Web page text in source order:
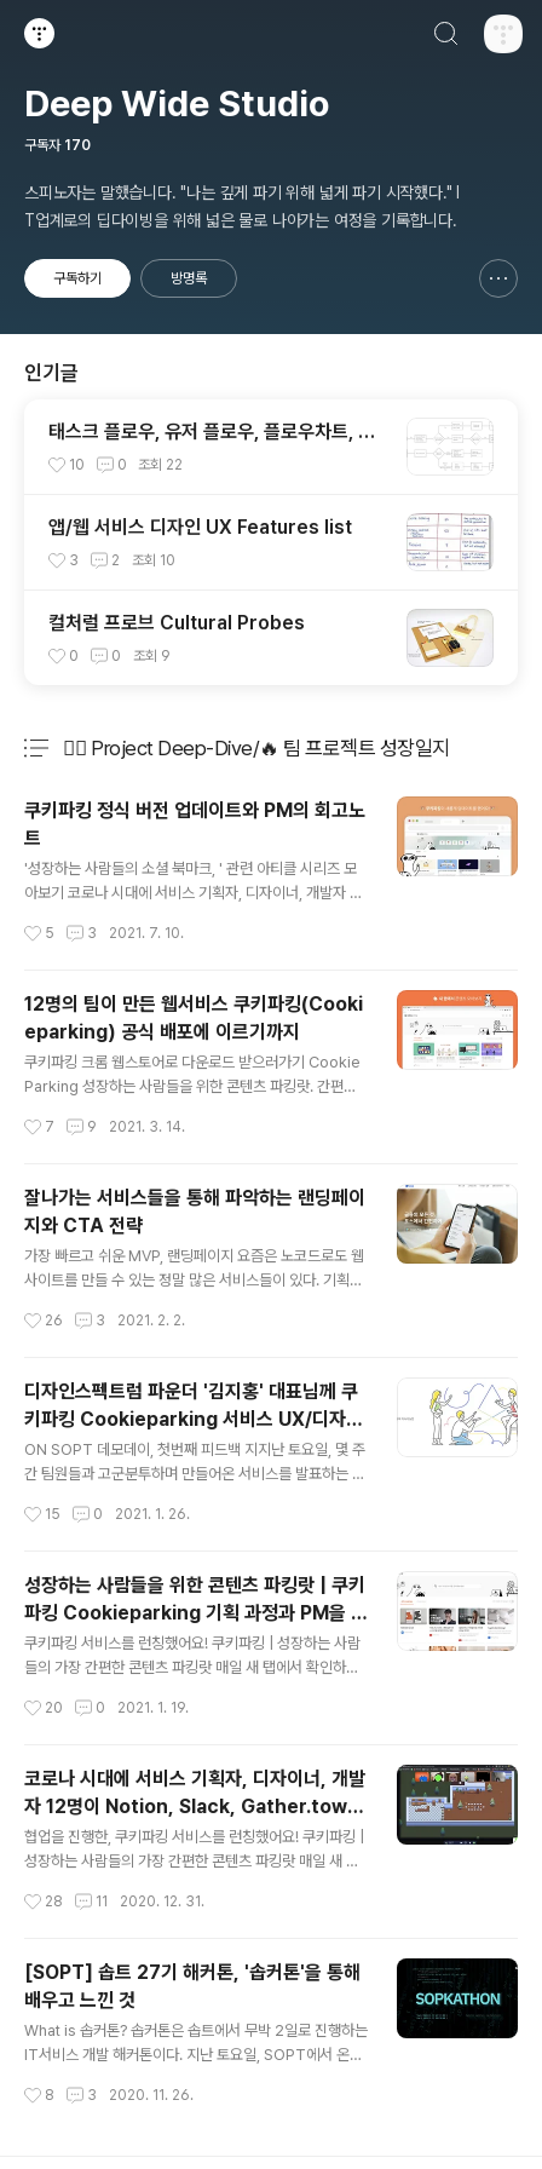
Deep Wide Studio
구독자 170
스피노자는 말했습니다. "나는 깊게 파기 위해 넓게 파기 시작했다." I
T업계로의 딥다이빙을 위해 넓은 물로 나아가는 여정을 기록합니다.
구독하기 방명록
인기글
태스크 플로우, 유저 플로우, 플로우차트, 플
로우 다이어그램, IA? Task
10 0 조회 22
앱/웹 서비스 디자인 UX Features list
3 2 조회 10
컬처럴 프로브 Cultural Probes
0 0 조회 9
🤸‍♂️ Project Deep-Dive/🔥 팀 프로젝트 성장일지
쿠키파킹 정식 버전 업데이트와 PM의 회고노
트
'성장하는 사람들의 소셜 북마크, ' 관련 아티클 시리즈 모
아보기 코로나 시대에 서비스 기획자, 디자이너, 개발자 12
개발자 12명이 Notion, Slack, Gather.town, Zoom으
랏 매일 새 탭에서 확인하는, All-in-one Web Clipping
서비스입니다. Cookieparking의 Chrome 확장 앱 de
ep-wide-studio.tistory.com 성장하는 사람들을 위한
콘텐츠 파킹랏, 쿠키파킹 기획 과정과 PM을 하며 느낀 점
eparking ..
5 3 2021. 7. 10.
12명의 팀이 만든 웹서비스 쿠키파킹(Cooki
eparking) 공식 배포에 이르기까지
쿠키파킹 크롬 웹스토어로 다운로드 받으러가기 Cookie
Parking 성장하는 사람들을 위한 콘텐츠 파킹랏. 간편한
rome.google.com 쿠키파킹에 관한 이전 기록 👉 성장
rking 기획 과정과 PM을 하며 배운 것 성장하는 사람들을
위한 콘텐츠 파킹랏 | 쿠키파킹 Cookieparking 기획 과
정과 PM을 하며 배운 것 쿠키파킹 서비스를 런칭했어요!
쿠키파킹 | 성장하는 사람들의 가장 간편한 콘텐츠 파킹랏
매일 새 탭에서 확인하는, All-in-one Web Clipping 서
용하면, 다 deep-wide-stu..
7 9 2021. 3. 14.
잘나가는 서비스들을 통해 파악하는 랜딩페이
지와 CTA 전략
가장 빠르고 쉬운 MVP, 랜딩페이지 요즘은 노코드로도 웹
사이트를 만들 수 있는 정말 많은 서비스들이 있다. 기획했
재 고객들의 반응을 확인하는 용도로 하룻밤 사이에 랜딩
스텐션 다운로드가 필수라, 크롬익스텐션 다운로드 페이지
로 이동하는 CTA 버튼이 포함된 랜딩페이지가 이미 있었
다. 하지만 웹스토어에 등록된 이후에야 유효한 페이지였
다. 우리는 웹스토어 업로드 이전에 타깃고객의 반응을 확
인해보고 싶었다. 만들어둔 랜딩페이지의 전체적인 웹 UI
교체하고 일부 뷰를 수정하여, '런칭 소식 받아보기용' 랜딩
26 3 2021. 2. 2.
디자인스펙트럼 파운더 '김지홍' 대표님께 쿠
키파킹 Cookieparking 서비스 UX/디자인
피드백 받기
ON SOPT 데모데이, 첫번째 피드백 지지난 토요일, 몇 주
간 팀원들과 고군분투하며 만들어온 서비스를 발표하는 온
에 달하는 사람들이 온라인 상에 모여, 발표와 피드백, 서비
동안 모든 팀들에게 뼈와 살이 되는 좋은 피드백을 남겨주
셨다. 우리 팀의 서비스에 대해서는 이전 포스팅에서도 작
성한 바 있다. 성장하는 사람들을 위한 콘텐츠 파킹랏 | Co
okieparking 기획 과정과 PM을 하며 배운 것 *SOPT
들이 모여 IT 서비스를 만들어가는 단체다. ON SOPT 데
15 0 2021. 1. 26.
성장하는 사람들을 위한 콘텐츠 파킹랏 | 쿠키
파킹 Cookieparking 기획 과정과 PM을 하
며 배운 것
쿠키파킹 서비스를 런칭했어요! 쿠키파킹 | 성장하는 사람
들의 가장 간편한 콘텐츠 파킹랏 매일 새 탭에서 확인하는,
king의 Chrome 확장 앱을 활용하면, 다양한 플랫폼에서
새 탭을 열 때마다 간 www.cookieparking.com *크롬
웹스토어에서 쿠키파킹 크롬익스텐션으로 만나볼 수 있습
니다. www.cookieparking.com/landing 목차 1. 서론
2. '쿠키파킹' 서비스 기획 배경과 기획 의도 3. 쿠키파킹의
'핵심 기능' 소개 4. 팀빌딩을 위한 기획문서와 소통 5. 랜
1. 12명..
20 0 2021. 1. 19.
코로나 시대에 서비스 기획자, 디자이너, 개발
자 12명이 Notion, Slack, Gather.town,
Zoom으로 비대면 협업하는 방식
협업을 진행한, 쿠키파킹 서비스를 런칭했어요! 쿠키파킹 |
성장하는 사람들의 가장 간편한 콘텐츠 파킹랏 매일 새 탭
다. Cookieparking의 Chrome 확장 앱을 활용하면, 다
b Clipping하고, 새 탭을 열 때마다 간 www.cookiepar
king.com *크롬 웹스토어에서 쿠키파킹 크롬익스텐션으
로 만나볼 수 있습니다. www.cookieparking.com/lan
ding PM이 되어 프로젝트를 매니징하고 있는 중이다. 그
것도 온라인으로. 우리 팀에는 서로 생판 초면인 친구들도
로 구성된 우리팀은, 온라인으로도 효..
28 11 2020. 12. 31.
[SOPT] 솝트 27기 해커톤, '솝커톤'을 통해
배우고 느낀 것
What is 솝커톤? 솝커톤은 솝트에서 무박 2일로 진행하는
IT서비스 개발 해커톤이다. 지난 토요일, SOPT에서 온
로 기획, 디자인, 개발(서버/안드로이드/iOS/Web)파트원
8 3 2020. 11. 26.